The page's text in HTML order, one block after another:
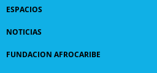
ESPACIOS
NOTICIAS
FUNDACION AFROCARIBE